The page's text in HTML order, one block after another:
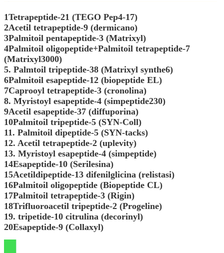
1Tetrapeptide-21 (TEGO Pep4-17)
2Acetil tetrapeptide-9 (dermicano)
3Palmitoil pentapeptide-3 (Matrixyl)
4Palmitoil oligopeptide+Palmitoil tetrapeptide-7
(Matrixyl3000)
5. Palmtoil tripeptide-38 (Matrixyl synthe6)
6Palmitoil esapeptide-12 (biopeptide EL)
7Caprooyl tetrapeptide-3 (cronolina)
8. Myristoyl esapeptide-4 (simpeptide230)
9Acetil esapeptide-37 (diffuporina)
10Palmitoil tripeptide-5 (SYN-Coll)
11. Palmitoil dipeptide-5 (SYN-tacks)
12. Acetil tetrapeptide-2 (uplevity)
13. Myristoyl esapeptide-4 (simpeptide)
14Esapeptide-10 (Serilesina)
15Acetildipeptide-13 difenilglicina (relistasi)
16Palmitoil oligopeptide (Biopeptide CL)
17Palmitoil tetrapeptide-3 (Rigin)
18Trifluoroacetil tripeptide-2 (Progeline)
19. tripetide-10 citrulina (decorinyl)
20Esapeptide-9 (Collaxyl)